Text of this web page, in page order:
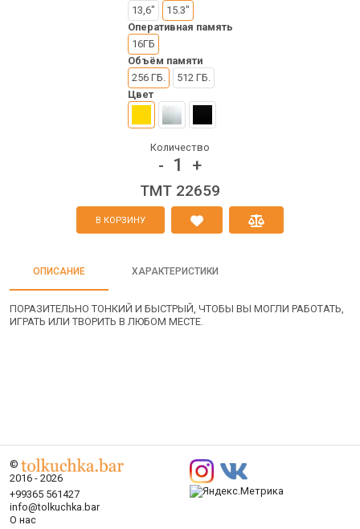
13,6"
15.3"
Оперативная память
16ГБ
Объём памяти
256 ГБ.
512 ГБ.
Цвет
Количество
- 1 +
TMT 22659
В КОРЗИНУ
ОПИСАНИЕ ХАРАКТЕРИСТИКИ
ПОРАЗИТЕЛЬНО ТОНКИЙ И БЫСТРЫЙ, ЧТОБЫ ВЫ МОГЛИ РАБОТАТЬ,
ИГРАТЬ ИЛИ ТВОРИТЬ В ЛЮБОМ МЕСТЕ.
©
2016 - 2026
+99365 561427
info@tolkuchka.bar
О нас